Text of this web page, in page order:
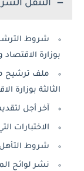
التنقل
شروط الترشح
بوزارة الاقتصاد و
ملف ترشيح
الثالثة بوزارة
آخر أجل
الاختبارات
شروط التأهل
نشر لوائح